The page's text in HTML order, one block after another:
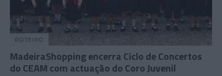
ROTEIRO
MadeiraShopping encerra Ciclo de Concertos
do CEAM com actuação do Coro Juvenil